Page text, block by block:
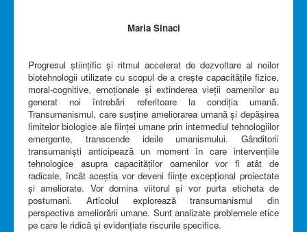
Maria Sinaci
Progresul științific și ritmul accelerat de dezvoltare al noilor
biotehnologii utilizate cu scopul de a crește capacitățile fizice,
moral-cognitive, emoționale și extinderea vieții oamenilor au
generat noi întrebări referitoare la condiția umană.
Transumanismul, care susține ameliorarea umană și depășirea
limitelor biologice ale ființei umane prin intermediul tehnologiilor
emergente, transcende ideile umanismului. Gânditorii
transumaniști anticipează un moment în care intervențiile
tehnologice asupra capacităților oamenilor vor fi atât de
radicale, încât aceștia vor deveni ființe excepțional proiectate
și ameliorate. Vor domina viitorul și vor purta eticheta de
postumani. Articolul explorează transumanismul din
perspectiva ameliorării umane. Sunt analizate problemele etice
pe care le ridică și evidențiate riscurile specifice.